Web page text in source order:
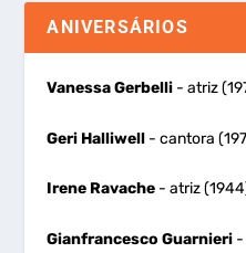
ANIVERSÁRIOS
Vanessa Gerbelli - atriz
Geri Halliwell - cantora
Irene Ravache - atriz
Gianfrancesco Guarnieri -